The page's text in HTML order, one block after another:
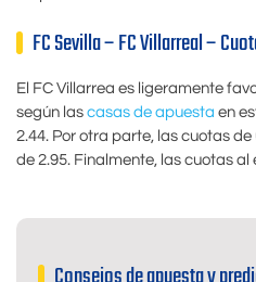
FC Sevilla – FC Villarreal –
El FC Villarrea es ligeramente
según las casas de apuesta en
2.44. Por otra parte, las cuotas
de 2.95. Finalmente, las cuotas al